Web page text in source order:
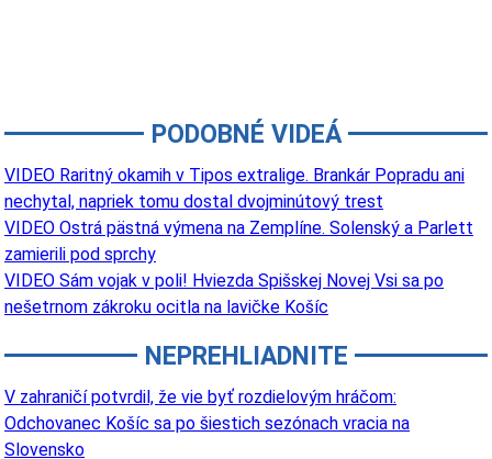
PODOBNÉ VIDEÁ
VIDEO Raritný okamih v Tipos extralige. Brankár Popradu ani
nechytal, napriek tomu dostal dvojminútový trest
VIDEO Ostrá pästná výmena na Zemplíne. Solenský a Parlett
zamierili pod sprchy
VIDEO Sám vojak v poli! Hviezda Spišskej Novej Vsi sa po
nešetrnom zákroku ocitla na lavičke Košíc
NEPREHLIADNITE
V zahraničí potvrdil, že vie byť rozdielovým hráčom:
Odchovanec Košíc sa po šiestich sezónach vracia na
Slovensko